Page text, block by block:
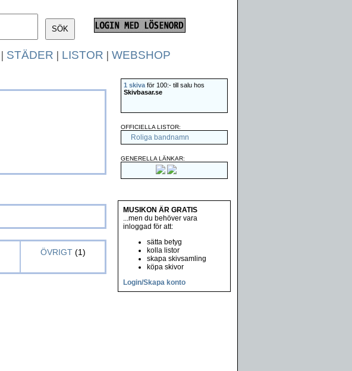
| STÄDER | LISTOR | WEBSHOP
ÖVRIGT(1)
1 skiva för 100:- till salu hos
Skivbasar.se
OFFICIELLA LISTOR:
Roliga bandnamn
GENERELLA LÄNKAR:
MUSIKON ÄR GRATIS
...men du behöver vara
inloggad för att:
sätta betyg
kolla listor
skapa skivsamling
köpa skivor
Login/Skapa konto